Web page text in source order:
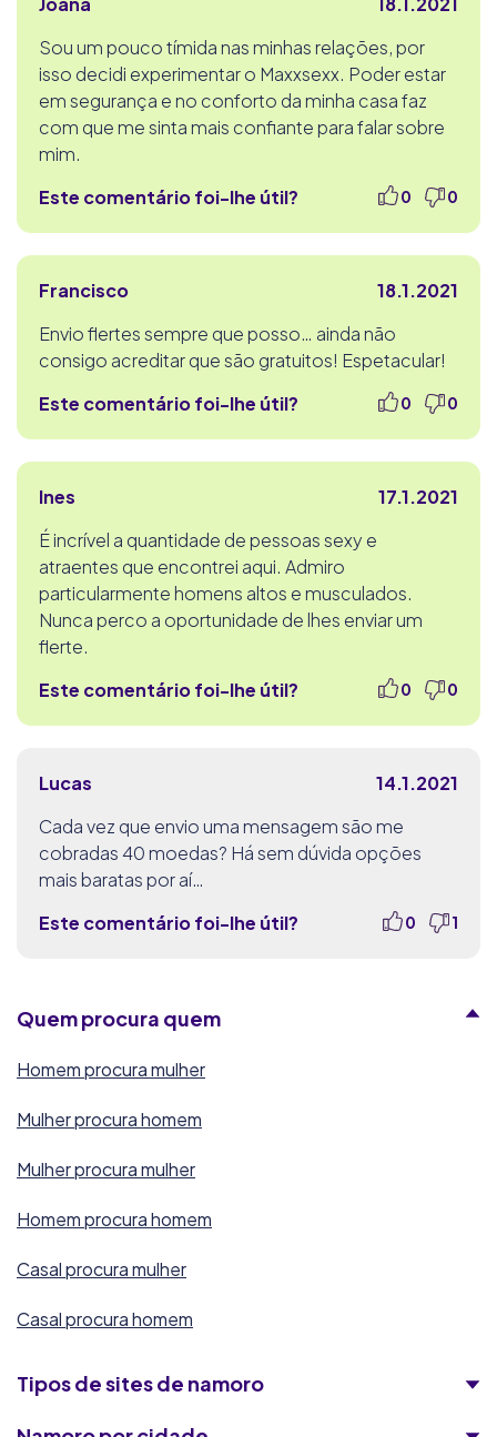
Sou um pouco tímida nas minhas relações, por
isso decidi experimentar o Maxxsexx. Poder estar
em segurança e no conforto da minha casa faz
com que me sinta mais confiante para falar sobre
mim.
Este comentário foi-lhe útil?
0 0
Francisco
18.1.2021
Envio flertes sempre que posso… ainda não
consigo acreditar que são gratuitos! Espetacular!
Este comentário foi-lhe útil?
0 0
Ines
17.1.2021
É incrível a quantidade de pessoas sexy e
atraentes que encontrei aqui. Admiro
particularmente homens altos e musculados.
Nunca perco a oportunidade de lhes enviar um
flerte.
Este comentário foi-lhe útil?
0 0
Lucas
14.1.2021
Cada vez que envio uma mensagem são me
cobradas 40 moedas? Há sem dúvida opções
mais baratas por aí…
Este comentário foi-lhe útil?
0 1
Quem procura quem
Homem procura mulher
Mulher procura homem
Mulher procura mulher
Homem procura homem
Casal procura mulher
Casal procura homem
Tipos de sites de namoro